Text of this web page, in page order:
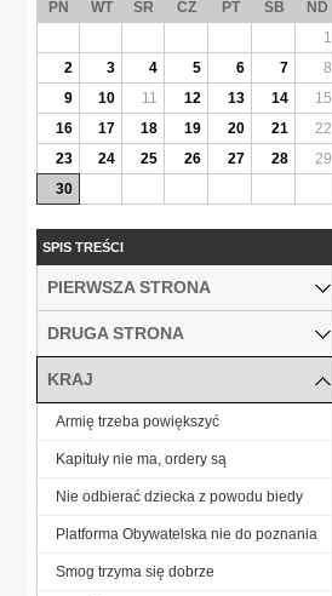
PN WT ŚR CZ PT SB
ND
1
2
3 4 5 6 7
8
9
10 11 12 13 14
15
16
17 18 19 20 21
22
23
24 25 26 27 28
29
30
SPIS TREŚCI
PIERWSZA STRONA
DRUGA STRONA
KRAJ
Armię trzeba powiększyć
Kapituły nie ma, ordery są
Nie odbierać dziecka z powodu biedy
Platforma Obywatelska nie do poznania
Smog trzyma się dobrze